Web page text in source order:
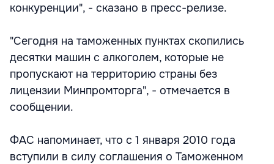
конкуренции", - сказано в пресс-релизе.
"Сегодня на таможенных пунктах скопились
десятки машин с алкоголем, которые не
пропускают на территорию страны без
лицензии Минпромторга", - отмечается в
сообщении.
ФАС напоминает, что с 1 января 2010 года
вступили в силу соглашения о Таможенном